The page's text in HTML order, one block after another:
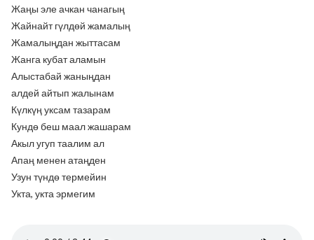
Жаңы эле ачкан чанагың
Жайнайт гүлдөй жамалың
Жамалыңдан жыттасам
Жанга кубат аламын
Алыстабай жаныңдан
алдей айтып жалынам
Күлкүң уксам тазарам
Кундө беш маал жашарам
Акыл угуп таалим ал
Апаң менен атаңден
Узун түндө термейин
Укта, укта эрмегим